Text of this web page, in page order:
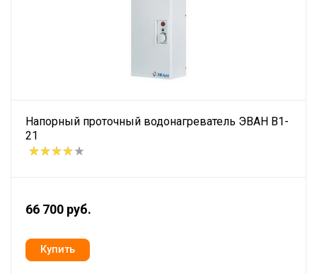
Напорный проточный водонагреватель ЭВАН В1-
21
66 700 руб.